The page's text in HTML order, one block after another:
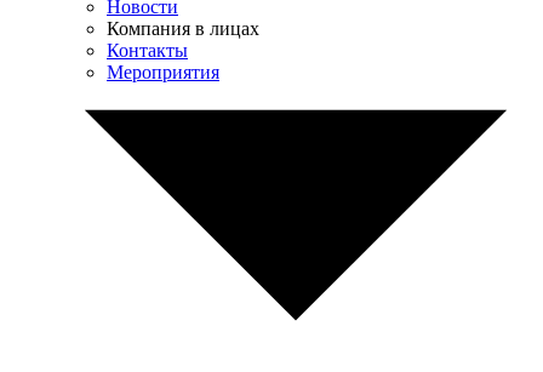
Новости
Компания в лицах
Контакты
Мероприятия